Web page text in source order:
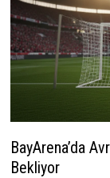
BayArena’da
Bekliyor